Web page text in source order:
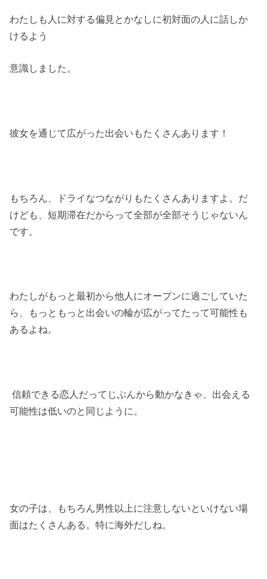
わたしも人に対する偏見とかなしに初対面の人に話しか
けるよう
意識しました。
彼女を通じて広がった出会いもたくさんあります！
もちろん、ドライなつながりもたくさんありますよ。だ
けども、短期滞在だからって全部が全部そうじゃないん
です。
わたしがもっと最初から他人にオープンに過ごしていた
ら、もっともっと出会いの輪が広がってたって可能性も
あるよね。
信頼できる恋人だってじぶんから動かなきゃ、出会える
可能性は低いのと同じように。
女の子は、もちろん男性以上に注意しないといけない場
面はたくさんある。特に海外だしね。